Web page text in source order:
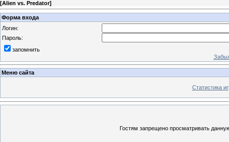
[Alien vs. Predator]
Форма входа
Логин:
Пароль:
запомнить
Меню сайта
Статистика
Гостям запрещено просматривать